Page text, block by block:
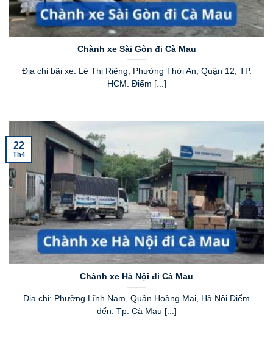
Chành xe Sài Gòn đi Cà Mau
Địa chỉ bãi xe: Lê Thị Riêng, Phường Thới An, Quận 12, TP.
HCM. Điểm [...]
Chành xe Hà Nội đi Cà Mau
Địa chỉ: Phường Lĩnh Nam, Quận Hoàng Mai, Hà Nội Điểm
đến: Tp. Cà Mau [...]
22
Th4